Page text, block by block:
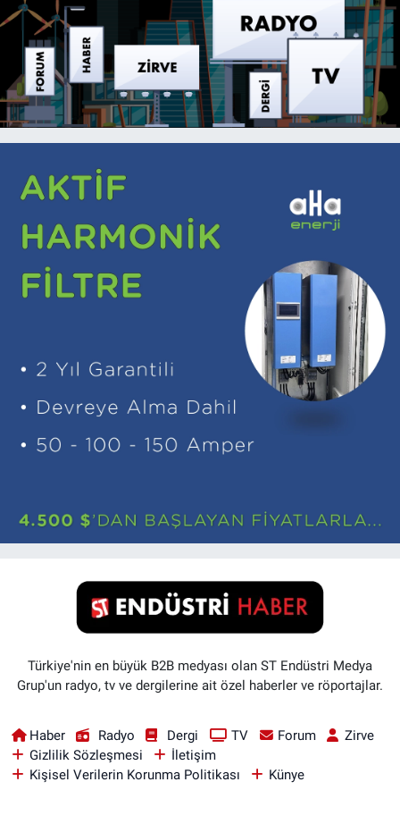
Türkiye'nin en büyük B2B medyası olan ST Endüstri Medya
Grup'un radyo, tv ve dergilerine ait özel haberler ve röportajlar.
Haber Radyo Dergi TV Forum
Zirve
Gizlilik Sözleşmesi
İletişim
Kişisel Verilerin Korunma Politikası
Künye